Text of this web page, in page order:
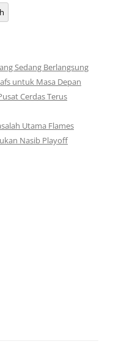
Sedang Berlangsung
untuk Masa Depan
Cerdas Terus
Utama Flames
Nasib Playoff